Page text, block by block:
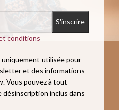
conditions
utilisée pour
et des informations
Vous pouvez à tout
inclus dans